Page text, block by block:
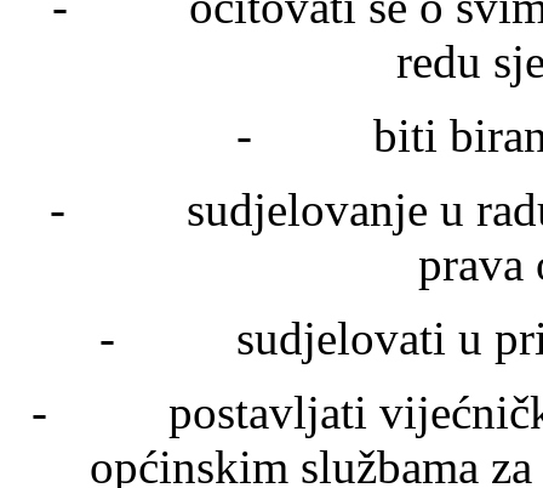
redu
- biti biran u
- sudjelovanje u radu
prava
- sudjelovati u
- postavljati vijećnička
općinskim službama